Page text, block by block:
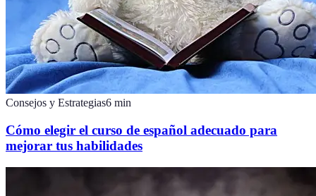
Consejos y Estrategias6 min
Cómo elegir el curso de español adecuado para
mejorar tus habilidades